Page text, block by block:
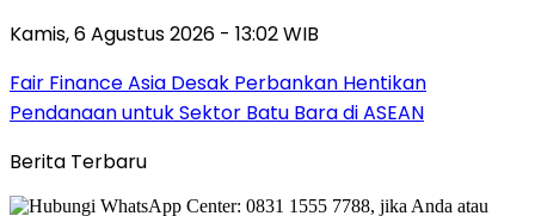
Kamis, 6 Agustus 2026 - 13:02 WIB
Fair Finance Asia Desak Perbankan Hentikan
Pendanaan untuk Sektor Batu Bara di ASEAN
Berita Terbaru